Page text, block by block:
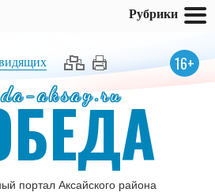
16+
aksay.ru
портал Аксайского района
Рубрики